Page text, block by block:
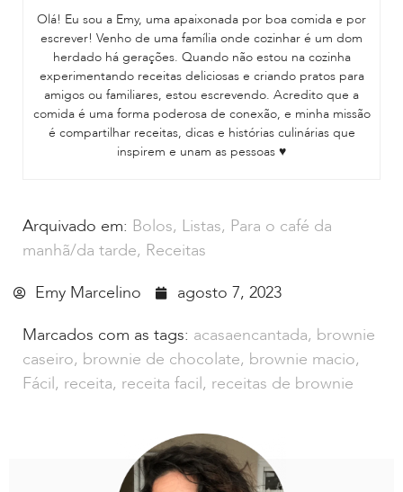
Olá! Eu sou a Emy, uma apaixonada por boa comida e por
escrever! Venho de uma família onde cozinhar é um dom
herdado há gerações. Quando não estou na cozinha
experimentando receitas deliciosas e criando pratos para
amigos ou familiares, estou escrevendo. Acredito que a
comida é uma forma poderosa de conexão, e minha missão
é compartilhar receitas, dicas e histórias culinárias que
inspirem e unam as pessoas ♥
Arquivado em: Bolos, Listas, Para o café da
manhã/da tarde, Receitas
Emy Marcelino
agosto 7, 2023
Marcados com as tags: acasaencantada, brownie
caseiro, brownie de chocolate, brownie macio,
Fácil, receita, receita facil, receitas de brownie